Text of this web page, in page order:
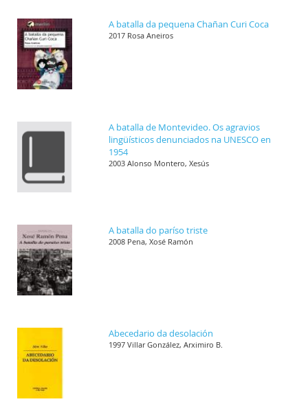
A batalla da pequena Chañan Curi Coca
2017 Rosa Aneiros
A batalla de Montevideo. Os agravios
lingüísticos denunciados na UNESCO en
1954
2003 Alonso Montero, Xesús
A batalla do paríso triste
2008 Pena, Xosé Ramón
Abecedario da desolación
1997 Villar González, Arximiro B.